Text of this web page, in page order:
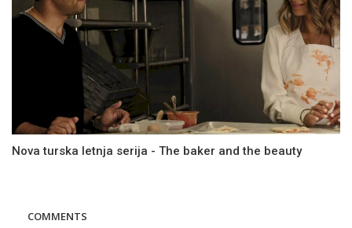
Nova turska letnja serija - The baker and the beauty
COMMENTS